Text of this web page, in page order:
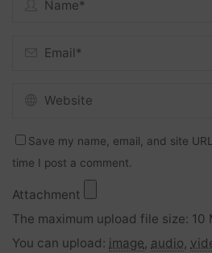
Save my name, email, and site
time I post a comment.
Attachment
The maximum upload file size: 10
You can upload: image, audio,